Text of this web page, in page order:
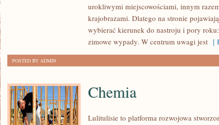
PIELGRZYMKI
urokliwymi miejscowościami, innym
krajobrazami. Dlatego na stronie
wybierać kierunek do nastroju i pory
zimowe wypady. W centrum uwagi jest [
POSTED BY ADMIN
Chemia
Lulitulisie to platforma rozwojowa